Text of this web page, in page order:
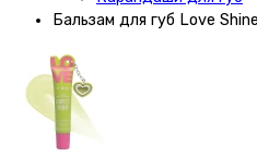
Бальзам для губ Love